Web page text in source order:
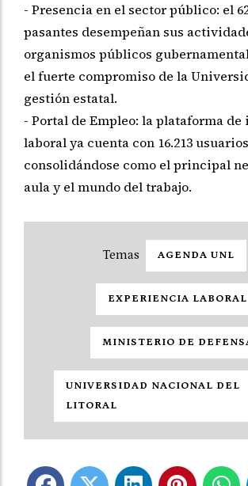
- Presencia en el sector público: el
pasantes desempeñan sus
organismos públicos
el fuerte compromiso de la
gestión estatal.
- Portal de Empleo: la plataforma
laboral ya cuenta con 16.213
consolidándose como el principal
aula y el mundo del trabajo.
AGENDA UNL
EXPERIENCIA LABORAL
MINISTERIO DE
UNIVERSIDAD NACIONAL DEL
LITORAL